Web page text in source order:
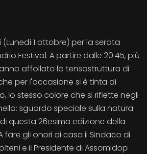
1 ottobre) per la serata
Festival. A partire dalle 20.45, più
affollato la tensostruttura di
per l'occasione si è tinta di
lo stesso colore che si riflette negli
sguardo speciale sulla natura
questa 26esima edizione della
fare gli onori di casa il Sindaco di
e il Presidente di Assomidop